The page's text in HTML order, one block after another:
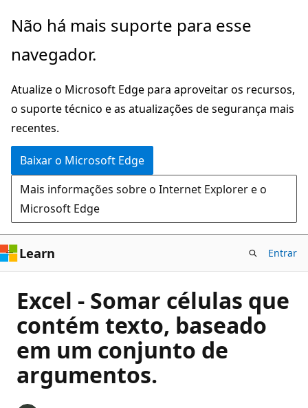
Pular
o
principal
Não há mais suporte para esse
navegador.
Atualize o Microsoft Edge para aproveitar os recursos,
o suporte técnico e as atualizações de segurança mais
recentes.
Baixar o Microsoft Edge
Mais informações sobre o Internet Explorer e o
Microsoft Edge
Learn Entrar
Excel - Somar células que
contém texto, baseado
em um conjunto de
argumentos.